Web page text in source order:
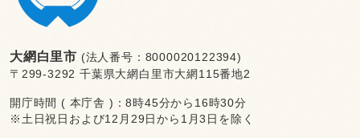
大網白里市 (法人番号：8000020122394)
〒299-3292 千葉県大網白里市大網115番地2
開庁時間 ( 本庁舎 )：8時45分から16時30分
※土日祝日および12月29日から1月3日を除く